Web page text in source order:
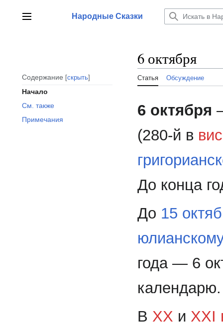
содержаниюГлавное менюНародные Сказки
Содержание скрыть
Начало
См. также
Примечания
6 октября
Статья Обсуждение
6 октября
(280-й в
До конца
До 15
года — 6
календарю.
В XX и XXI